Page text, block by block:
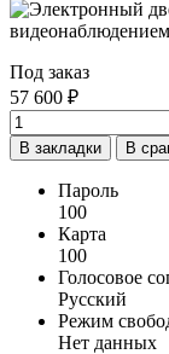
Под заказ
57 600 ₽
В закладки
В
Пароль
100
Карта
100
Голосовое
Русский
Режим
Нет данных